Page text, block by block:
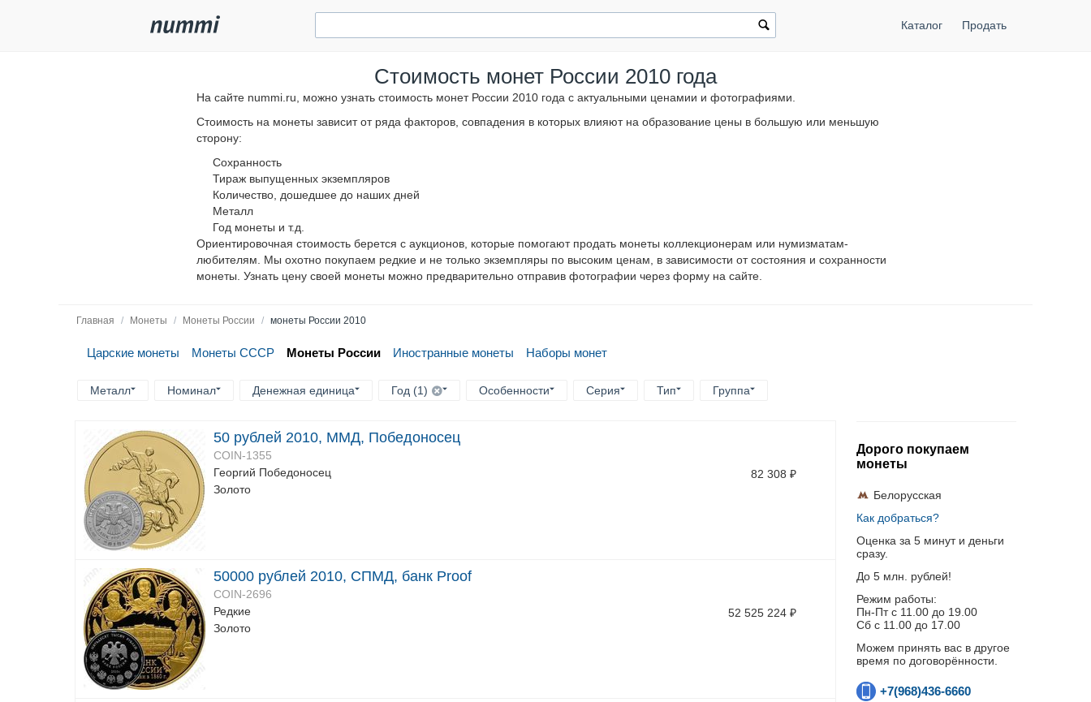
Каталог Продать
Стоимость монет России 2010 года
На сайте nummi.ru, можно узнать стоимость монет России 2010 года с актуальными ценамии и фотографиями.
Стоимость на монеты зависит от ряда факторов, совпадения в которых влияют на образование цены в большую или меньшую
сторону:
Сохранность
Тираж выпущенных экземпляров
Количество, дошедшее до наших дней
Металл
Год монеты и т.д.
Ориентировочная стоимость берется с аукционов, которые помогают продать монеты коллекционерам или нумизматам-
любителям. Мы охотно покупаем редкие и не только экземпляры по высоким ценам, в зависимости от состояния и сохранности
монеты. Узнать цену своей монеты можно предварительно отправив фотографии через форму на сайте.
Главная / Монеты / Монеты России / монеты России 2010
Царские монеты Монеты СССР Монеты России Иностранные монеты Наборы монет
Металл Номинал Денежная единица Год (1) Особенности Серия Тип Группа
50 рублей 2010, ММД, Победоносец
COIN-1355
Георгий Победоносец
Золото
82 308 ₽
50000 рублей 2010, СПМД, банк Proof
COIN-2696
Редкие
Золото
52 525 224 ₽
Дорого покупаем
монеты
Белорусская
Как добраться?
Оценка за 5 минут и деньги
сразу.
До 5 млн. рублей!
Режим работы:
Пн-Пт c 11.00 до 19.00
Сб с 11.00 до 17.00
Можем принять вас в другое
время по договорённости.
+7(968)436-6660